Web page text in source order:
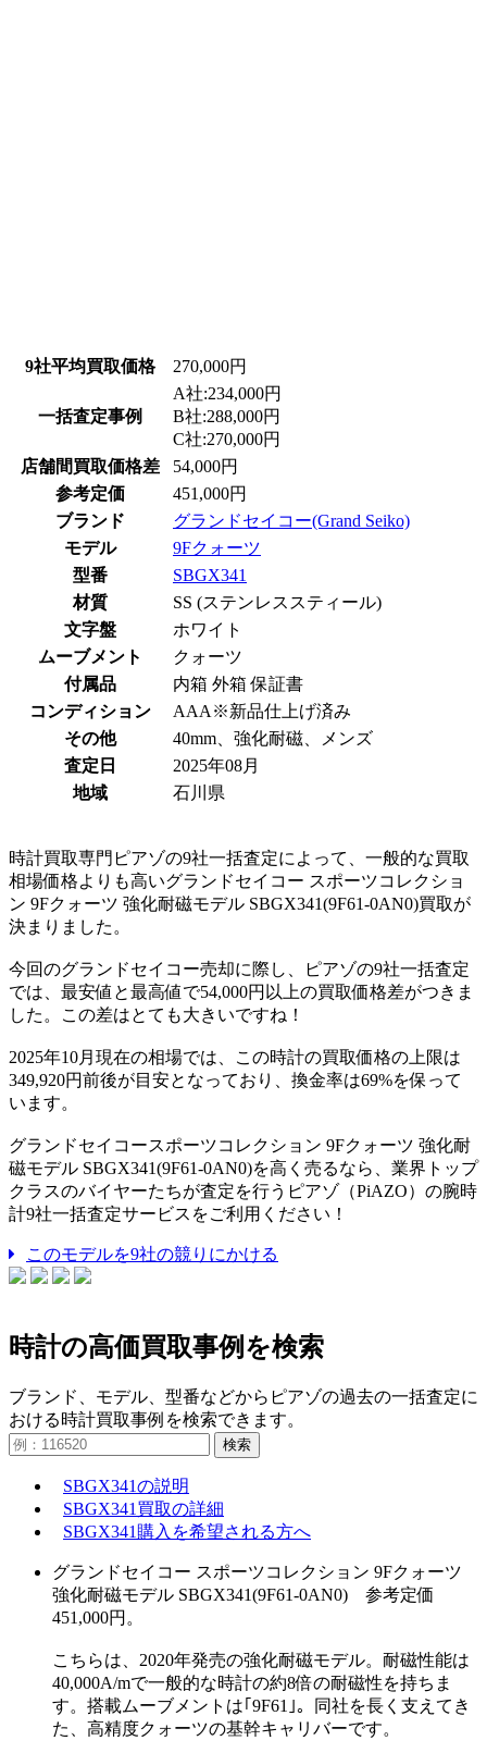
9社平均買取価格 270,000円
一括査定事例
A社:234,000円
B社:288,000円
C社:270,000円
店舗間買取価格差
54,000円
参考定価
451,000円
ブランド
グランドセイコー(Grand Seiko)
モデル
9Fクォーツ
型番
SBGX341
材質
SS (ステンレススティール)
文字盤
ホワイト
ムーブメント
クォーツ
付属品
内箱 外箱 保証書
コンディション
AAA※新品仕上げ済み
その他
40mm、強化耐磁、メンズ
査定日
2025年08月
地域
石川県
時計買取専門ピアゾの9社一括査定によって、一般的な買取
相場価格よりも高いグランドセイコー スポーツコレクショ
ン 9Fクォーツ 強化耐磁モデル SBGX341(9F61-0AN0)買取が
決まりました。
今回のグランドセイコー売却に際し、ピアゾの9社一括査定
では、最安値と最高値で54,000円以上の買取価格差がつきま
した。この差はとても大きいですね！
2025年10月現在の相場では、この時計の買取価格の上限は
349,920円前後が目安となっており、換金率は69%を保って
います。
グランドセイコースポーツコレクション 9Fクォーツ 強化耐
磁モデル SBGX341(9F61-0AN0)を高く売るなら、業界トップ
クラスのバイヤーたちが査定を行うピアゾ（PiAZO）の腕時
計9社一括査定サービスをご利用ください！
このモデルを9社の競りにかける
時計の高価買取事例を検索
ブランド、モデル、型番などからピアゾの過去の一括査定に
おける時計買取事例を検索できます。
検索
SBGX341の説明
SBGX341買取の詳細
SBGX341購入を希望される方へ
グランドセイコー スポーツコレクション 9Fクォーツ
強化耐磁モデル SBGX341(9F61-0AN0) 参考定価
451,000円。
こちらは、2020年発売の強化耐磁モデル。耐磁性能は
40,000A/mで一般的な時計の約8倍の耐磁性を持ちま
す。搭載ムーブメントは｢9F61｣。同社を長く支えてき
た、高精度クォーツの基幹キャリバーです。